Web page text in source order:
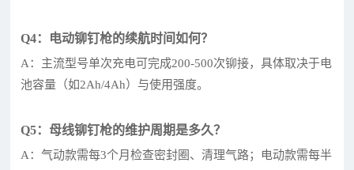
Q4：电动铆钉枪的续航时间如何？
A：主流型号单次充电可完成200-500次铆接，具体取决于电
池容量（如2Ah/4Ah）与使用强度。
Q5：母线铆钉枪的维护周期是多久？
A：气动款需每3个月检查密封圈、清理气路；电动款需每半